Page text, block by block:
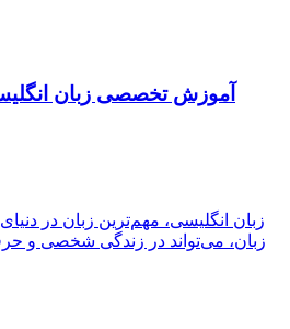
آموزش تخصصی زبان
زبان انگلیسی، مهم‌ترین زبان در
زبان، می‌تواند در زندگی شخصی و